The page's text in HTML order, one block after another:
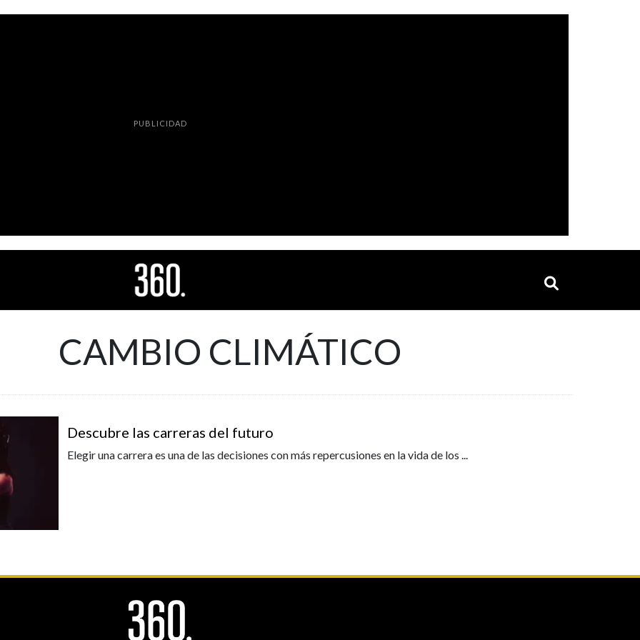
PUBLICIDAD
CAMBIO CLIMÁTICO
Descubre las carreras del futuro
Elegir una carrera es una de las decisiones con más repercusiones en la vida de los